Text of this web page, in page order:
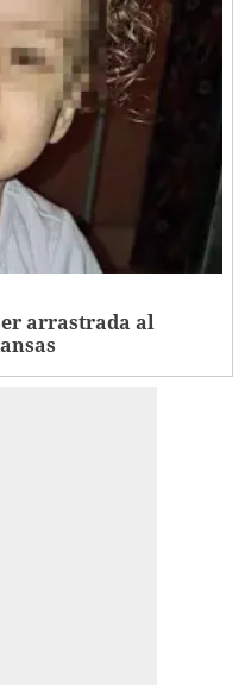
arrastrada al